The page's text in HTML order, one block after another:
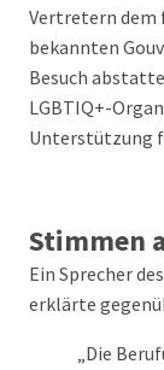
Vertretern dem
bekannten
Besuch
LGBTIQ+-
Unterstützung
Stimmen
Ein Sprecher
erklärte
„Die